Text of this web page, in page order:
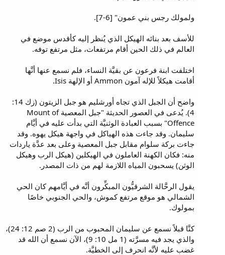
ولمولك رجس بني عمون" [6-7].
للأسف بعد بنائه الهيكل الذي يُنظر إليه كأقدس موضع في
العالم في ذلك الحين أقام مرتفعات، مثل مرتفع توفه.
اختلفت ابنة فرعون عن بقيَّة النساء، فلم نسمع عنها أنَّها
أقامت هيكلاً للإله آمون Ammon أو الإلهة Isis.
واضح أن الجبل الذي تجاه أورشليم هو جبل الزيتون (زك 14:
4). يُدعى في العصور الحديثة "جبل المعصية Mount of
Offence" بسبب العبادة الوثنيَّة التي بدأت عليه في أيَّام
سليمان. وقد جاءت هذه الهياكل في واجهة هيكل يهوه. وقد
جاءت بركة سلوام مقابل جبل المعصية وعلى بعد عدَّة ياردات
منه: فكان الكهنة العاملون في الهيكلين (هيكل الرب وهيكل
الوثن) يسحبون المياه اللازمة لهم من ذات المصدر.
يقول الرحَّالة الشرقيُّون المبكِّرون أنَّه في أيَّامهم كان الحي
الشمالي هو موقع مرتفع كموش، والحي الجنوبي خاصًا
بمولوك.
كنَّا قبلاً نسمع عن سليمان المحبوب من الرب (2 صم 12: 24)،
والذي يجد فيه مسرَّته (1 مل 10: 9)، الآن نسمع أن الله قد
غضب عليه لأنَّه انحرف إلى الخطيَّة.